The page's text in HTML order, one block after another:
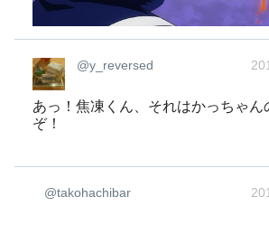
@y_reversed
あっ！焦凍くん、それはかっちゃん
ぞ！
@takohachibar